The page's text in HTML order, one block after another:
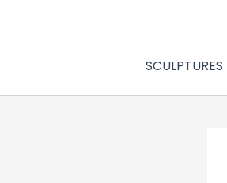
SCULPTURES